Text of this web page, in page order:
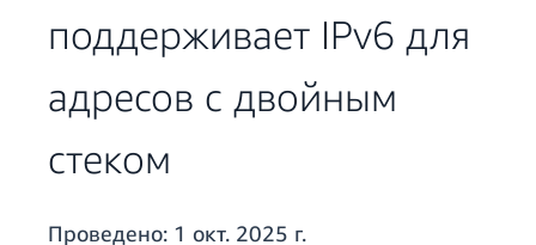
поддерживает IPv6 для
адресов с двойным
стеком
Проведено: 1 окт. 2025 г.